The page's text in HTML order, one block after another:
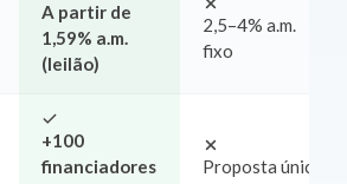
A partir de
1,59% a.m.
(leilão)
2,5–4% a.m.
fixo
+100
financiadores
Proposta única